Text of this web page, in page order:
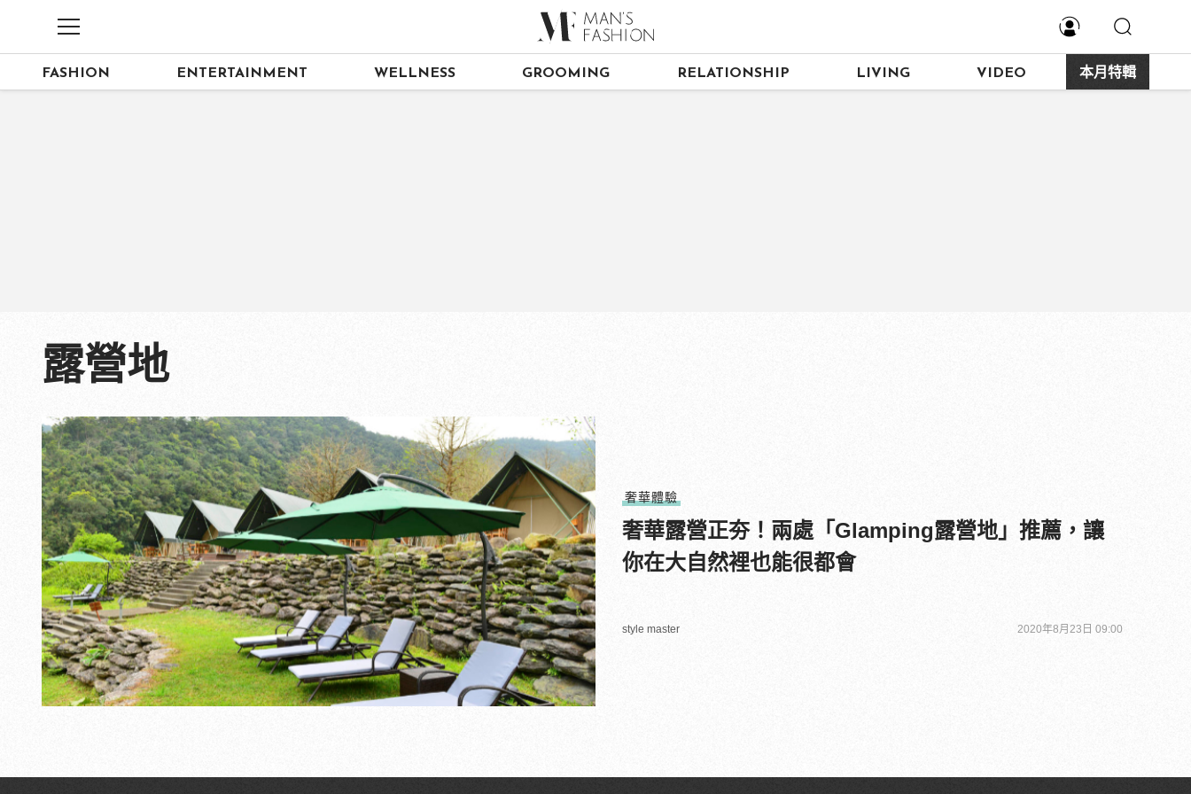
FASHION ENTERTAINMENT WELLNESS GROOMING RELATIONSHIP LIVING VIDEO 本月特輯
露營地
奢華體驗
奢華露營正夯！兩處「Glamping露營地」推薦，讓
你在大自然裡也能很都會
style master 2020年8月23日 09:00